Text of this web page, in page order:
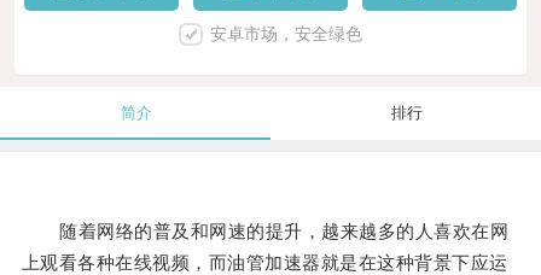
安卓市场，安全绿色
简介 排行
随着网络的普及和网速的提升，越来越多的人喜欢在网
上观看各种在线视频，而油管加速器就是在这种背景下应运